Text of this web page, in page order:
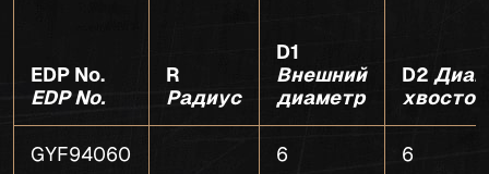
EDP No.
EDP No.
R
Радиус
D1
Внешний
диаметр
D2
GYF94060 6 6